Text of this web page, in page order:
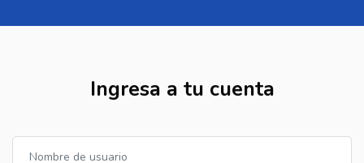
Ingresa a tu cuenta